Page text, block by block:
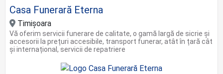
Casa Funerară Eterna
Timişoara
Vă oferim servicii funerare de calitate, o gamă largă de sicrie și
accesorii la prețuri accesibile, transport funerar, atât în țară cât
și internațional, servicii de repatriere